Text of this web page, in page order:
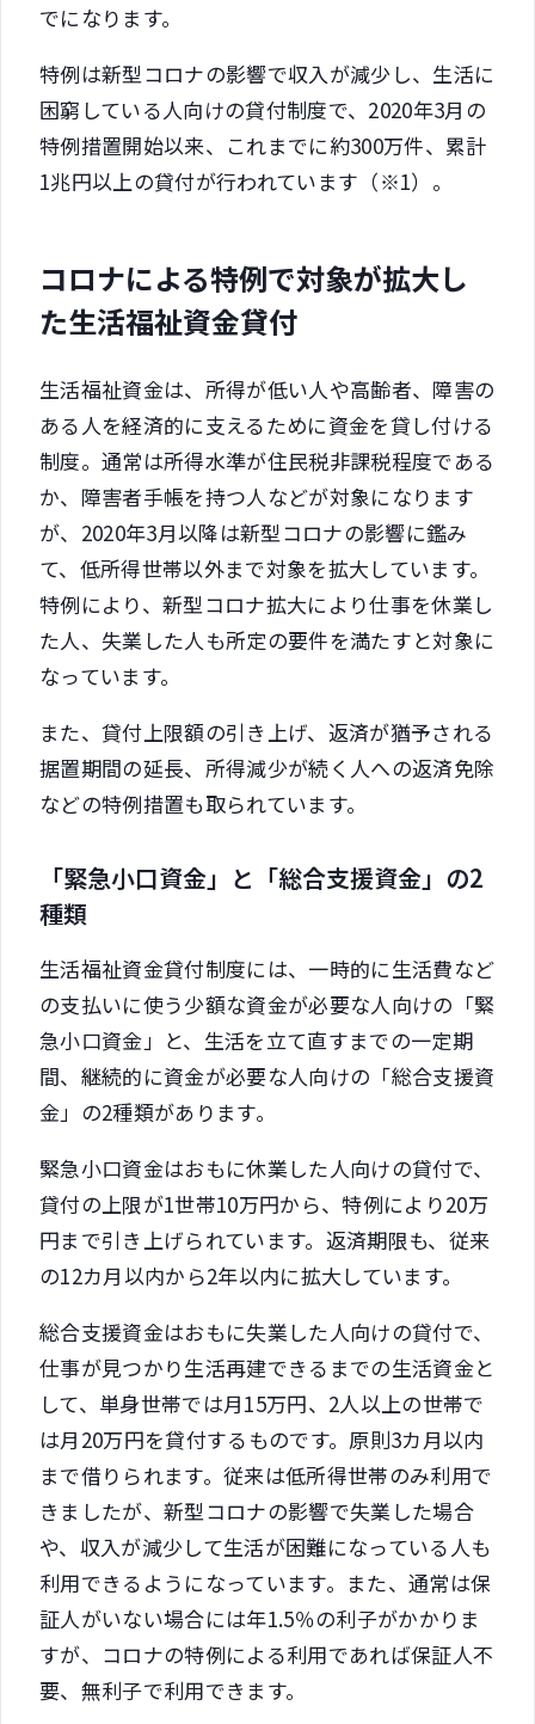
でになります。
特例は新型コロナの影響で収入が減少し、生活に
困窮している人向けの貸付制度で、2020年3月の
特例措置開始以来、これまでに約300万件、累計
1兆円以上の貸付が行われています（※1）。
コロナによる特例で対象が拡大し
た生活福祉資金貸付
生活福祉資金は、所得が低い人や高齢者、障害の
ある人を経済的に支えるために資金を貸し付ける
制度。通常は所得水準が住民税非課税程度である
か、障害者手帳を持つ人などが対象になります
が、2020年3月以降は新型コロナの影響に鑑み
て、低所得世帯以外まで対象を拡大しています。
特例により、新型コロナ拡大により仕事を休業し
た人、失業した人も所定の要件を満たすと対象に
なっています。
また、貸付上限額の引き上げ、返済が猶予される
据置期間の延長、所得減少が続く人への返済免除
などの特例措置も取られています。
「緊急小口資金」と「総合支援資金」の2
種類
生活福祉資金貸付制度には、一時的に生活費など
の支払いに使う少額な資金が必要な人向けの「緊
急小口資金」と、生活を立て直すまでの一定期
間、継続的に資金が必要な人向けの「総合支援資
金」の2種類があります。
緊急小口資金はおもに休業した人向けの貸付で、
貸付の上限が1世帯10万円から、特例により20万
円まで引き上げられています。返済期限も、従来
の12カ月以内から2年以内に拡大しています。
総合支援資金はおもに失業した人向けの貸付で、
仕事が見つかり生活再建できるまでの生活資金と
して、単身世帯では月15万円、2人以上の世帯で
は月20万円を貸付するものです。原則3カ月以内
まで借りられます。従来は低所得世帯のみ利用で
きましたが、新型コロナの影響で失業した場合
や、収入が減少して生活が困難になっている人も
利用できるようになっています。また、通常は保
証人がいない場合には年1.5％の利子がかかりま
すが、コロナの特例による利用であれば保証人不
要、無利子で利用できます。